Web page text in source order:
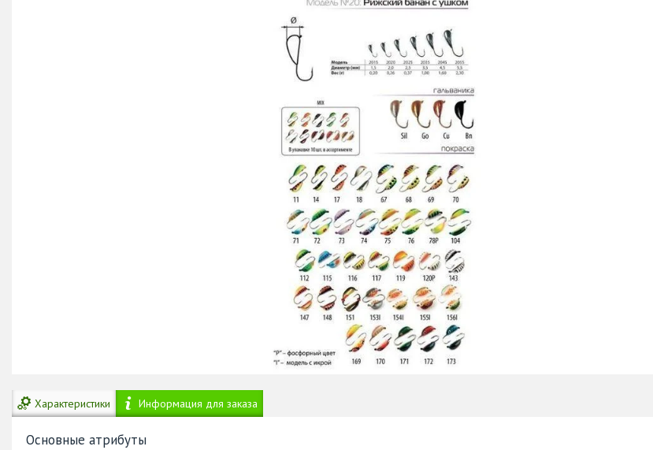
Характеристики Информация для заказа
Основные атрибуты